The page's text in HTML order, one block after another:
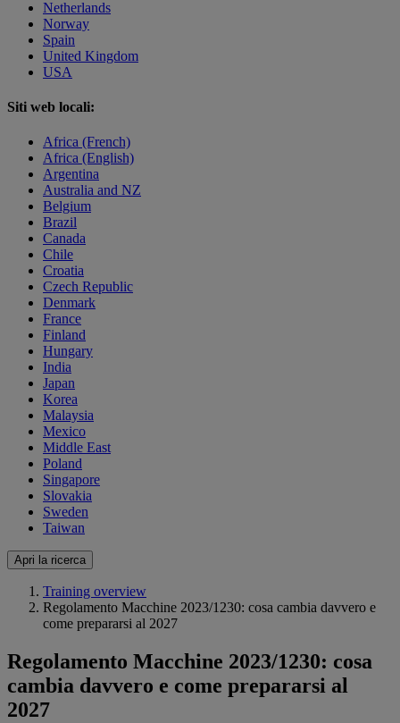
Netherlands
Norway
Spain
United Kingdom
USA
Siti web locali:
Africa (French)
Africa (English)
Argentina
Australia and NZ
Belgium
Brazil
Canada
Chile
Croatia
Czech Republic
Denmark
France
Finland
Hungary
India
Japan
Korea
Malaysia
Mexico
Middle East
Poland
Singapore
Slovakia
Sweden
Taiwan
Apri la ricerca
Training overview
Regolamento Macchine 2023/1230: cosa cambia davvero e
come prepararsi al 2027
Regolamento Macchine 2023/1230: cosa
cambia davvero e come prepararsi al
2027